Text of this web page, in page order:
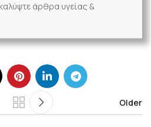
άρθρα υγείας &
Older